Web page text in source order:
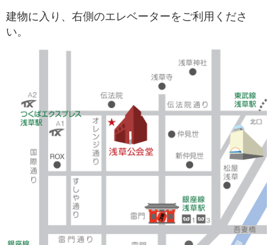
建物に入り、右側のエレベーターをご利用くださ
い。